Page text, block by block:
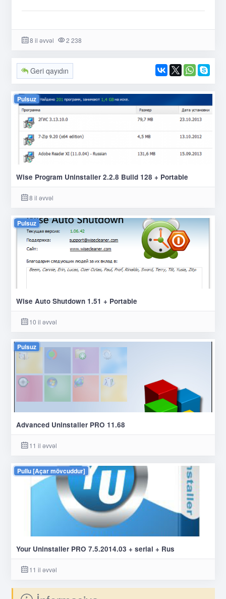
8 il əvvəl 2 238
Geri qayıdın
Pulsuz
Wise Program Uninstaller 2.2.8 Build 128 + Portable
8 il əvvəl
Pulsuz
Wise Auto Shutdown 1.51 + Portable
10 il əvvəl
Pulsuz
Advanced Uninstaller PRO 11.68
11 il əvvəl
Pullu [Açar mövcuddur]
Your Uninstaller PRO 7.5.2014.03 + serial + Rus
11 il əvvəl